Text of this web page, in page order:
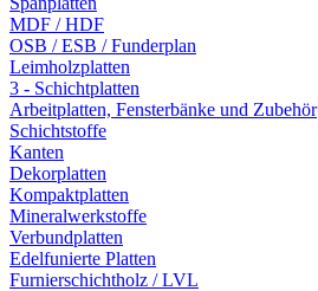
MDF / HDF
OSB / ESB / Funderplan
Leimholzplatten
3 - Schichtplatten
Arbeitplatten, Fensterbänke und Zubehör
Schichtstoffe
Kanten
Dekorplatten
Kompaktplatten
Mineralwerkstoffe
Verbundplatten
Edelfunierte Platten
Furnierschichtholz / LVL